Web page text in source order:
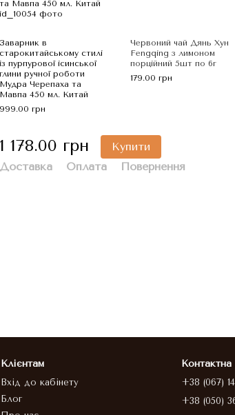
Заварник в
старокитайському стилі
із пурпурової ісинської
глини ручної роботи
Мудра Черепаха та
Мавпа 450 мл. Китай
999.00 грн
Червоний чай Дянь Хун
Fengqing з лимоном
порційний 5шт по 6г
179.00 грн
1 178.00 грн Купити
Доставка Оплата Повернення
Клієнтам
Вхід до кабінету
Блог
+38 (067)
+38 (050)